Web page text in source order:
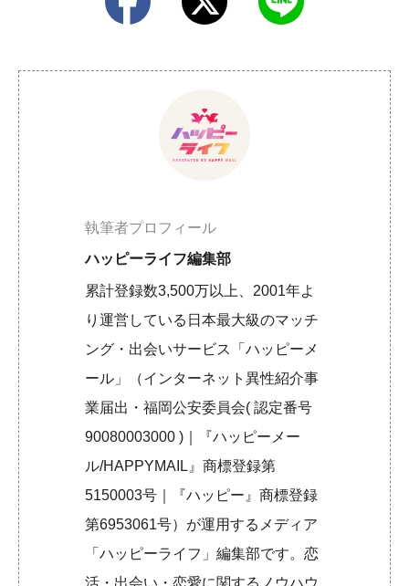
執筆者プロフィール
ハッピーライフ編集部
累計登録数3,500万以上、2001年よ
り運営している日本最大級のマッチ
ング・出会いサービス「ハッピーメ
ール」（インターネット異性紹介事
業届出・福岡公安委員会( 認定番号
90080003000 )｜『ハッピーメー
ル/HAPPYMAIL』商標登録第
5150003号｜『ハッピー』商標登録
第6953061号）が運用するメディア
「ハッピーライフ」編集部です。恋
活・出会い・恋愛に関するノウハウ